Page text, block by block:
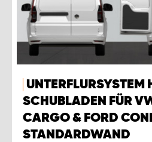
SCHUBLADEN FÜR
CARGO & FORD
STANDARDWAND